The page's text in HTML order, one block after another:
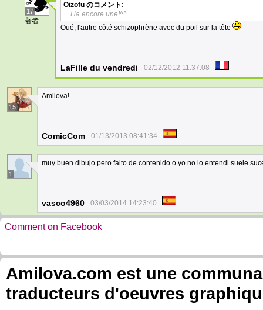
17
著者
Oizofu のコメント:
Ha encore une!^^
Oué, l'autre côté schizophrène avec du poil sur la tête
LaFille du vendredi 02/12/2012 11:37:08
15
Amilova!
ComicCom 01/13/2013 08:41:34
1
muy buen dibujo pero falto de contenido o yo no lo entendi suele
vasco4960 03/03/2014 14:23:40
Comment on Facebook
Amilova.com est une
traducteurs d'oeuvres